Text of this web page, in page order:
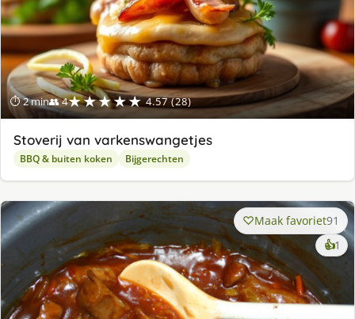
⏱ 2 min👥 4★★★★★ 4.57 (28)
Stoverij van varkenswangetjes
BBQ & buiten koken Bijgerechten
Maak favoriet91
👍1